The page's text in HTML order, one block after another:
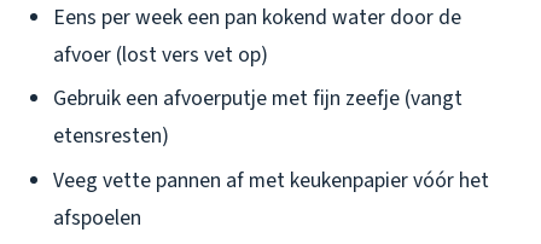
Eens per week een pan kokend water door de
afvoer (lost vers vet op)
Gebruik een afvoerputje met fijn zeefje (vangt
etensresten)
Veeg vette pannen af met keukenpapier vóór het
afspoelen